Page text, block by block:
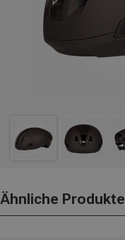
Ähnliche Produkte